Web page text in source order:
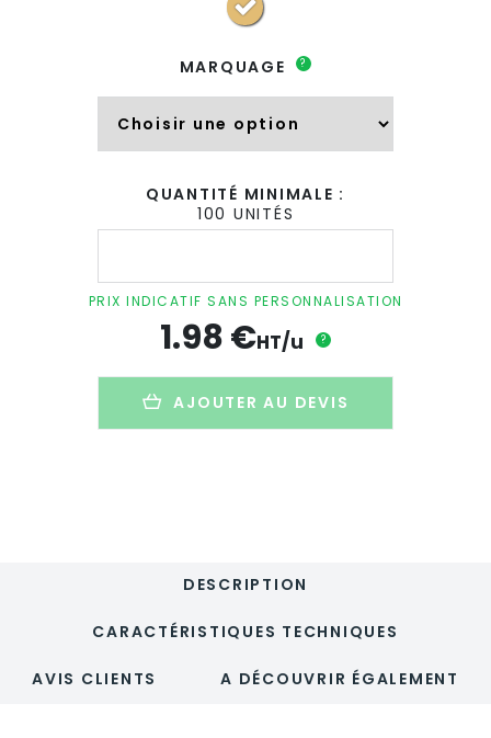
MARQUAGE ?
QUANTITÉ MINIMALE :
100 UNITÉS
quantité
personnalisable
en
PRIX INDICATIF SANS PERSONNALISATION
1.98€HT/u ?
AJOUTER AU DEVIS
DESCRIPTION
CARACTÉRISTIQUES TECHNIQUES
AVIS CLIENTS A DÉCOUVRIR ÉGALEMENT